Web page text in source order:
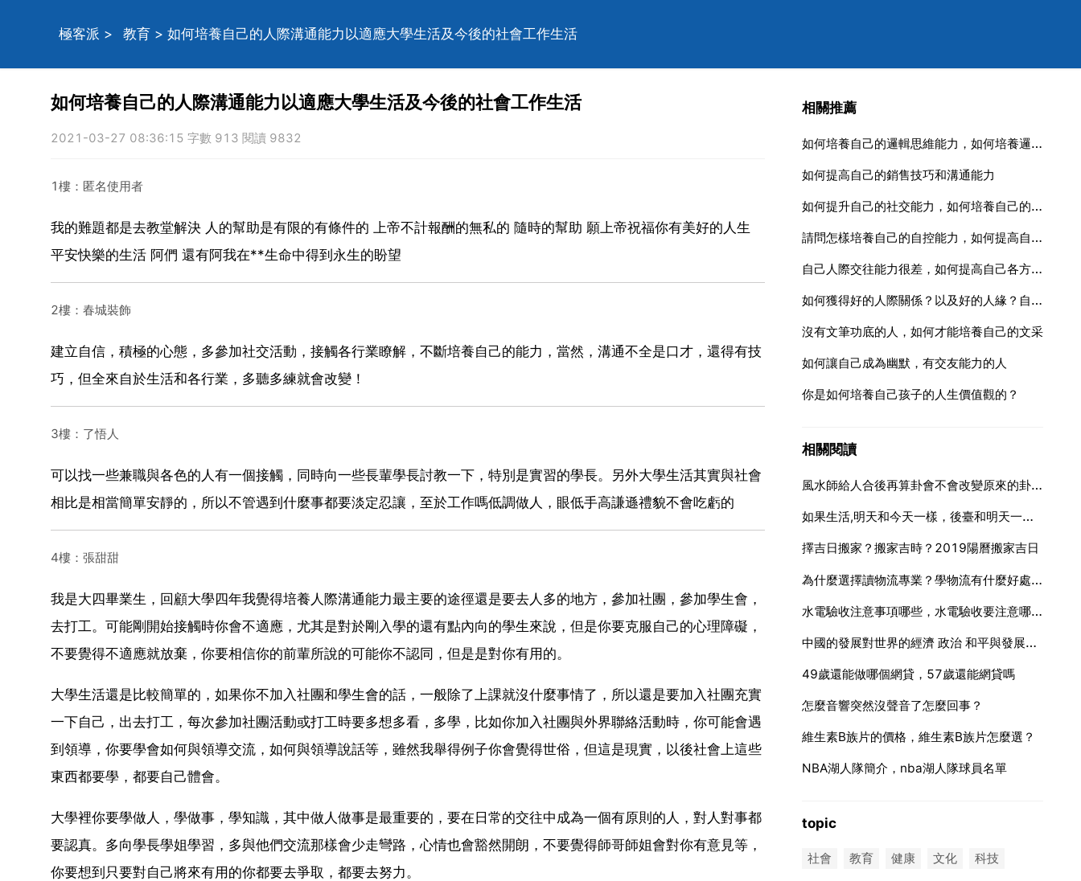
極客派 > 教育 > 如何培養自己的人際溝通能力以適應大學生活及今後的社會工作生活
如何培養自己的人際溝通能力以適應大學生活及今後的社會工作生活
2021-03-27 08:36:15 字數 913 閱讀 9832
1樓：匿名使用者
我的難題都是去教堂解決 人的幫助是有限的有條件的 上帝不計報酬的無私的 隨時的幫助 願上帝祝福你有美好的人生
平安快樂的生活 阿們 還有阿我在**生命中得到永生的盼望
2樓：春城裝飾
建立自信，積極的心態，多參加社交活動，接觸各行業瞭解，不斷培養自己的能力，當然，溝通不全是口才，還得有技
巧，但全來自於生活和各行業，多聽多練就會改變！
3樓：了悟人
可以找一些兼職與各色的人有一個接觸，同時向一些長輩學長討教一下，特別是實習的學長。另外大學生活其實與社會
相比是相當簡單安靜的，所以不管遇到什麼事都要淡定忍讓，至於工作嗎低調做人，眼低手高謙遜禮貌不會吃虧的
4樓：張甜甜
我是大四畢業生，回顧大學四年我覺得培養人際溝通能力最主要的途徑還是要去人多的地方，參加社團，參加學生會，
去打工。可能剛開始接觸時你會不適應，尤其是對於剛入學的還有點內向的學生來說，但是你要克服自己的心理障礙，
不要覺得不適應就放棄，你要相信你的前輩所說的可能你不認同，但是是對你有用的。
大學生活還是比較簡單的，如果你不加入社團和學生會的話，一般除了上課就沒什麼事情了，所以還是要加入社團充實
一下自己，出去打工，每次參加社團活動或打工時要多想多看，多學，比如你加入社團與外界聯絡活動時，你可能會遇
到領導，你要學會如何與領導交流，如何與領導說話等，雖然我舉得例子你會覺得世俗，但這是現實，以後社會上這些
東西都要學，都要自己體會。
大學裡你要學做人，學做事，學知識，其中做人做事是最重要的，要在日常的交往中成為一個有原則的人，對人對事都
要認真。多向學長學姐學習，多與他們交流那樣會少走彎路，心情也會豁然開朗，不要覺得師哥師姐會對你有意見等，
你要想到只要對自己將來有用的你都要去爭取，都要去努力。
相關推薦
如何培養自己的邏輯思維能力，如何培養邏輯思維能力
如何提高自己的銷售技巧和溝通能力
如何提升自己的社交能力，如何培養自己的社交能力？
請問怎樣培養自己的自控能力，如何提高自己的自控能力？
自己人際交往能力很差，如何提高自己各方面素質能力，提高自己的
如何獲得好的人際關係？以及好的人緣？自己應該怎樣做
沒有文筆功底的人，如何才能培養自己的文采
如何讓自己成為幽默，有交友能力的人
你是如何培養自己孩子的人生價值觀的？
相關閱讀
風水師給人合後再算卦會不會改變原來的卦象例如原來算著不合適！找風水師合過再算卦會不
如果生活,明天和今天一樣，後臺和明天一樣？你會怎麼做？怎麼改變才算有意義
擇吉日搬家？搬家吉時？2019陽曆搬家吉日
為什麼選擇讀物流專業？學物流有什麼好處？物流發展的趨勢
水電驗收注意事項哪些，水電驗收要注意哪些細節？
中國的發展對世界的經濟 政治 和平與發展有什麼影響
49歲還能做哪個網貸，57歲還能網貸嗎
怎麼音響突然沒聲音了怎麼回事？
維生素B族片的價格，維生素B族片怎麼選？
NBA湖人隊簡介，nba湖人隊球員名單
topic
社會 教育 健康 文化 科技